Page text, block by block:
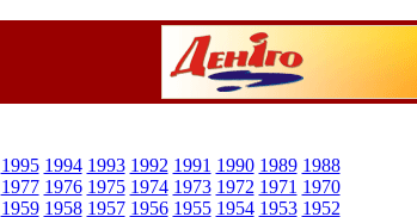
1995 1994 1993 1992 1991 1990 1989 1988
1977 1976 1975 1974 1973 1972 1971 1970
1959 1958 1957 1956 1955 1954 1953 1952